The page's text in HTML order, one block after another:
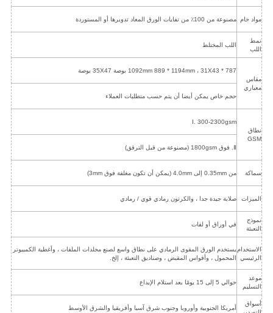
مواد خام مصنوعة من 100٪ من نفايات الورق المعاد تدويرها أو المستوردة
نمط
اللب
اللب المختلط
مقاس
معياري
787 * 1092mm 889 * 1194mm ، 31X43 بوصة 35X47 بوصة
حجم خاص يمكن أيضا أن يتم حسب متطلبات العملاء
نطاق
GSM
Ⅰ. 300-2300gsm
فوق 1800gsm (مصنوعة من قبل الترقق)
سماكة من 0.35mm إلى 4.0mm (يمكن أن تكون مغلفة فوق 3mm)
الميزات صلابة جيدة جدا ، والكرتون رمادي قوي / رمادي
نموذج
التعبئة
في أوراق أو لفات
الاستخدام
الرئيسي
يستخدم الورق المقوى الرمادي على نطاق واسع لصنع مجلدات الملفات ، وأغطية الكمبيوتر
المحمول ، وأقواس المقبض ، وصناديق التعبئة ، إلخ.
موعد
التسليم
حوالي 5 إلى 15 يومًا بعد استلام الإيداع
أسواق
أمريكا الجنوبية وأوروبا وجنوب شرق آسيا وأفريقيا والشرق الأوسط